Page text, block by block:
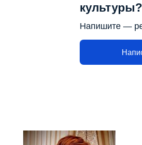
культуры?
Напишите —